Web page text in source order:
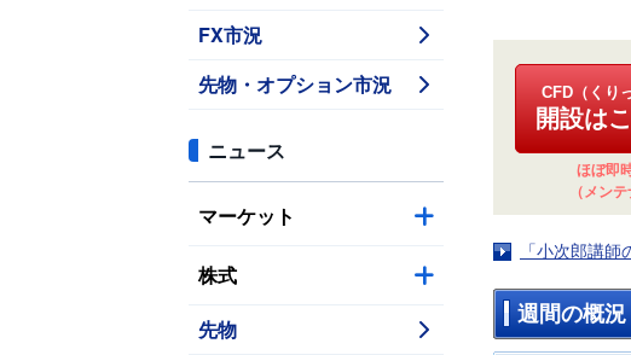
FX市況
先物・オプション市況
ニュース
マーケット
株式
先物
CFD（くり
開設は
ほぼ即
（メン
「小次郎講
週間の概況